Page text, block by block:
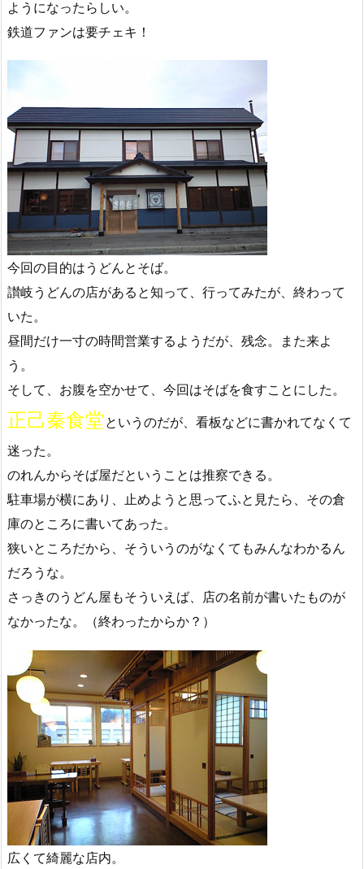
ようになったらしい。
鉄道ファンは要チェキ！
今回の目的はうどんとそば。
讃岐うどんの店があると知って、行ってみたが、終わって
いた。
昼間だけ一寸の時間営業するようだが、残念。また来よ
う。
そして、お腹を空かせて、今回はそばを食すことにした。
正己秦食堂というのだが、看板などに書かれてなくて
迷った。
のれんからそば屋だということは推察できる。
駐車場が横にあり、止めようと思ってふと見たら、その倉
庫のところに書いてあった。
狭いところだから、そういうのがなくてもみんなわかるん
だろうな。
さっきのうどん屋もそういえば、店の名前が書いたものが
なかったな。（終わったからか？）
広くて綺麗な店内。